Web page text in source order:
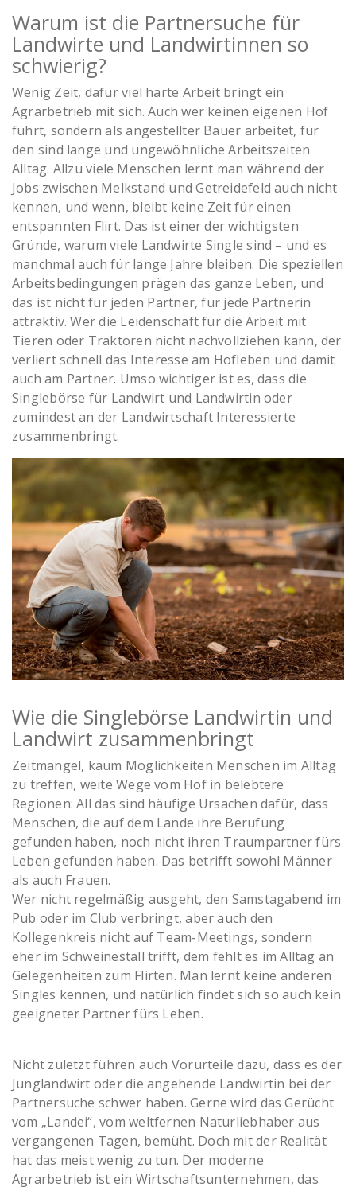
Warum ist die Partnersuche für
Landwirte und Landwirtinnen so
schwierig?
Wenig Zeit, dafür viel harte Arbeit bringt ein
Agrarbetrieb mit sich. Auch wer keinen eigenen Hof
führt, sondern als angestellter Bauer arbeitet, für
den sind lange und ungewöhnliche Arbeitszeiten
Alltag. Allzu viele Menschen lernt man während der
Jobs zwischen Melkstand und Getreidefeld auch nicht
kennen, und wenn, bleibt keine Zeit für einen
entspannten Flirt. Das ist einer der wichtigsten
Gründe, warum viele Landwirte Single sind – und es
manchmal auch für lange Jahre bleiben. Die speziellen
Arbeitsbedingungen prägen das ganze Leben, und
das ist nicht für jeden Partner, für jede Partnerin
attraktiv. Wer die Leidenschaft für die Arbeit mit
Tieren oder Traktoren nicht nachvollziehen kann, der
verliert schnell das Interesse am Hofleben und damit
auch am Partner. Umso wichtiger ist es, dass die
Singlebörse für Landwirt und Landwirtin oder
zumindest an der Landwirtschaft Interessierte
zusammenbringt.
Wie die Singlebörse Landwirtin und
Landwirt zusammenbringt
Zeitmangel, kaum Möglichkeiten Menschen im Alltag
zu treffen, weite Wege vom Hof in belebtere
Regionen: All das sind häufige Ursachen dafür, dass
Menschen, die auf dem Lande ihre Berufung
gefunden haben, noch nicht ihren Traumpartner fürs
Leben gefunden haben. Das betrifft sowohl Männer
als auch Frauen.
Wer nicht regelmäßig ausgeht, den Samstagabend im
Pub oder im Club verbringt, aber auch den
Kollegenkreis nicht auf Team-Meetings, sondern
eher im Schweinestall trifft, dem fehlt es im Alltag an
Gelegenheiten zum Flirten. Man lernt keine anderen
Singles kennen, und natürlich findet sich so auch kein
geeigneter Partner fürs Leben.
Nicht zuletzt führen auch Vorurteile dazu, dass es der
Junglandwirt oder die angehende Landwirtin bei der
Partnersuche schwer haben. Gerne wird das Gerücht
vom „Landei“, vom weltfernen Naturliebhaber aus
vergangenen Tagen, bemüht. Doch mit der Realität
hat das meist wenig zu tun. Der moderne
Agrarbetrieb ist ein Wirtschaftsunternehmen, das